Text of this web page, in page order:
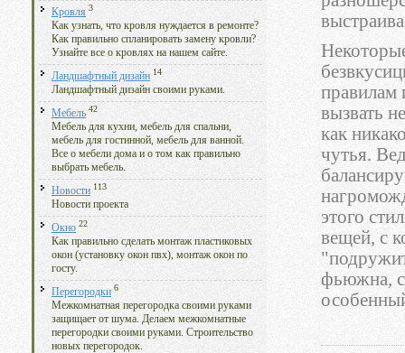
Кровля 3
Как узнать, что кровля нуждается в ремонте?
Как правильно спланировать замену кровли?
Узнайте все о кровлях на нашем сайте.
Ландшафтный дизайн 14
Ландшафтный дизайн своими руками.
Мебель 42
Мебель для кухни, мебель для спальни,
мебель для гостинной, мебель для ванной.
Все о мебели дома и о том как правильно
выбрать мебель.
Новости 113
Новости проекта
Окно 22
Как правильно сделать монтаж пластиковых
окон (установку окон пвх), монтаж окон по
госту.
Перегородки 6
Межкомнатная перегородка своими руками
защищает от шума. Делаем межкомнатные
перегородки своими руками. Строительство
новых перегородок.
правилам
вызвать
как
чутья.
этого
вещей, с
фьюжна,